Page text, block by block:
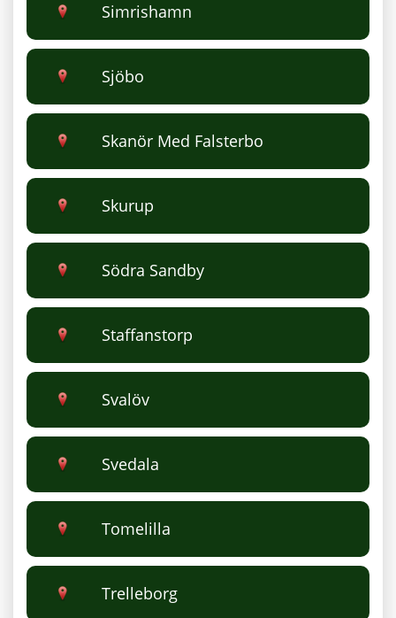
Simrishamn
Sjöbo
Skanör Med Falsterbo
Skurup
Södra Sandby
Staffanstorp
Svalöv
Svedala
Tomelilla
Trelleborg